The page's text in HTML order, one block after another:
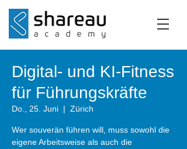
Digital- und KI-Fitness
für Führungskräfte
Do., 25. Juni
  |
Zürich
Wer souverän führen will, muss sowohl die
eigene Arbeitsweise als auch die